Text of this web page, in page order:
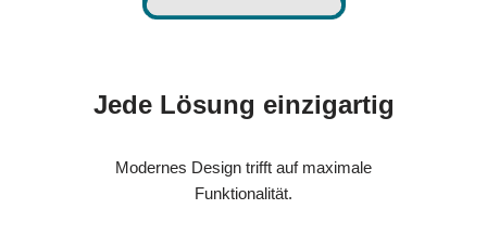
Jede Lösung einzigartig
Modernes Design trifft auf maximale
Funktionalität.